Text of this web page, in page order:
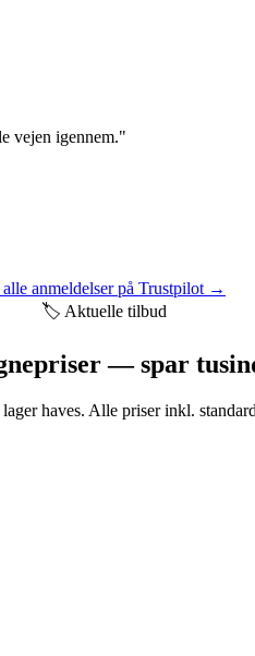
vejen igennem."
alle anmeldelser på Trustpilot →
🏷️ Aktuelle tilbud
— spar
haves. Alle priser inkl.